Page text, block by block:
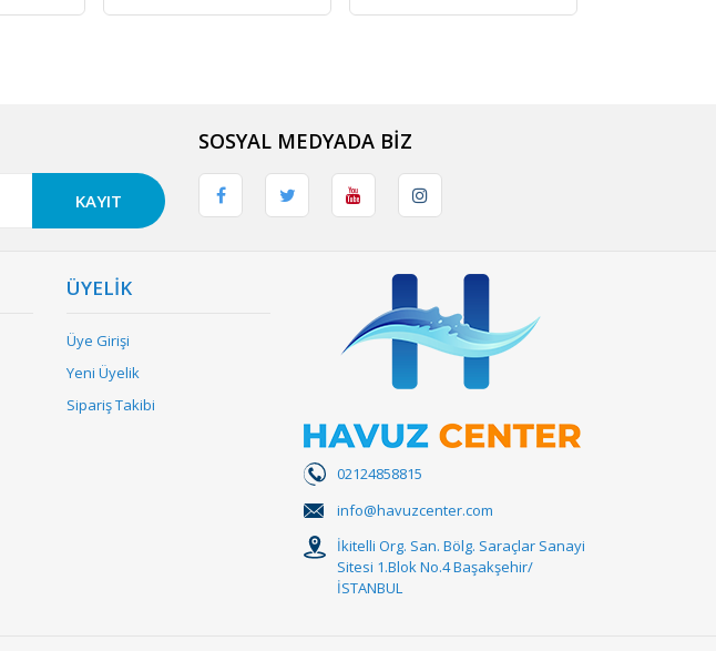
KAYIT
SOSYAL MEDYADA BİZ
ÜYELİK
Üye Girişi
Yeni Üyelik
Sipariş Takibi
02124858815
info@havuzcenter.com
İkitelli Org. San. Bölg. Saraçlar Sanayi
Sitesi 1.Blok No.4 Başakşehir/
İSTANBUL